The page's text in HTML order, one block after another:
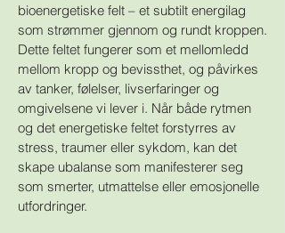
bioenergetiske felt – et subtilt energilag
som strømmer gjennom og rundt kroppen.
Dette feltet fungerer som et mellomledd
mellom kropp og bevissthet, og påvirkes
av tanker, følelser, livserfaringer og
omgivelsene vi lever i. Når både rytmen
og det energetiske feltet forstyrres av
stress, traumer eller sykdom, kan det
skape ubalanse som manifesterer seg
som smerter, utmattelse eller emosjonelle
utfordringer.